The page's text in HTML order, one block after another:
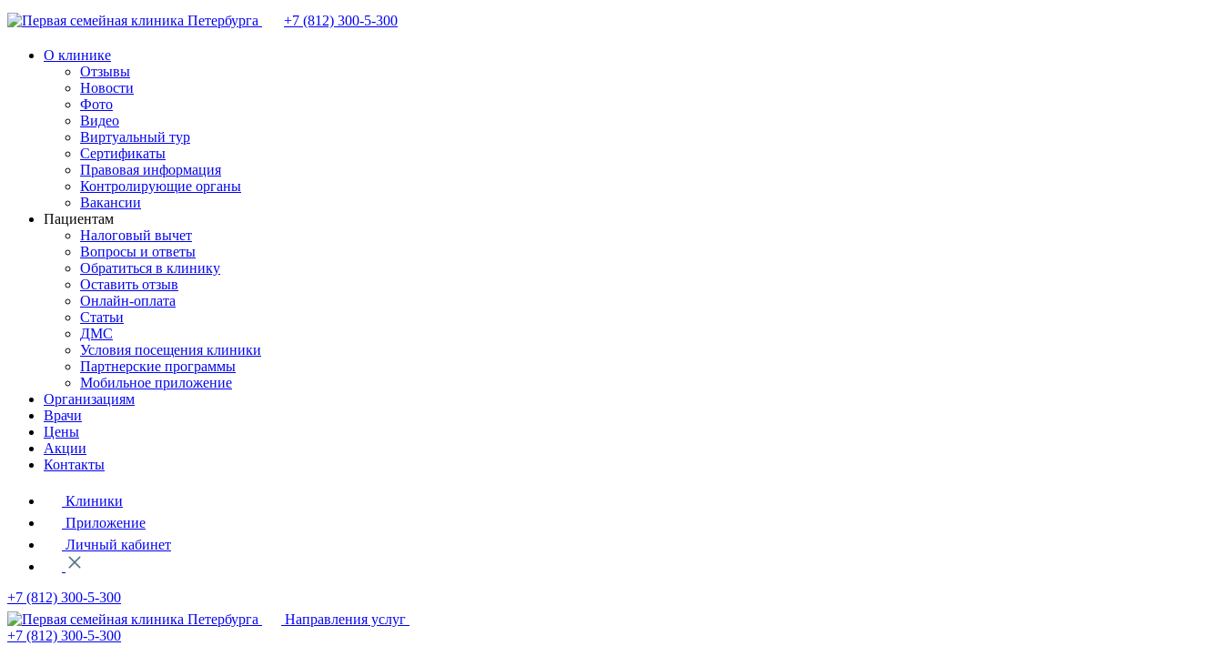
+7 (812) 300-5-300
О клинике
Отзывы
Новости
Фото
Видео
Виртуальный тур
Сертификаты
Правовая информация
Контролирующие органы
Вакансии
Пациентам
Налоговый вычет
Вопросы и ответы
Обратиться в клинику
Оставить отзыв
Онлайн-оплата
Статьи
ДМС
Условия посещения клиники
Партнерские программы
Мобильное приложение
Организациям
Врачи
Цены
Акции
Контакты
Клиники
Приложение
Личный кабинет
+7 (812) 300-5-300
Направления услуг
+7 (812) 300-5-300